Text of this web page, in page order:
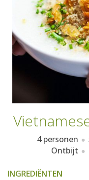
4 personen
Ontbijt
INGREDIËNTEN